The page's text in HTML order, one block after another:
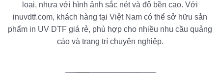
loại, nhựa với hình ảnh sắc nét và độ bền cao. Với
inuvdtf.com, khách hàng tại Việt Nam có thể sở hữu sản
phẩm in UV DTF giá rẻ, phù hợp cho nhiều nhu cầu quảng
cáo và trang trí chuyên nghiệp.